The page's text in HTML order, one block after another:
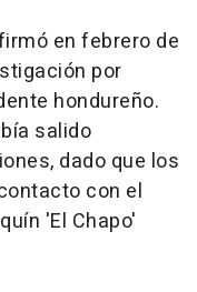
en febrero de
por
hondureño.
salido
dado que los
con el
'El Chapo'